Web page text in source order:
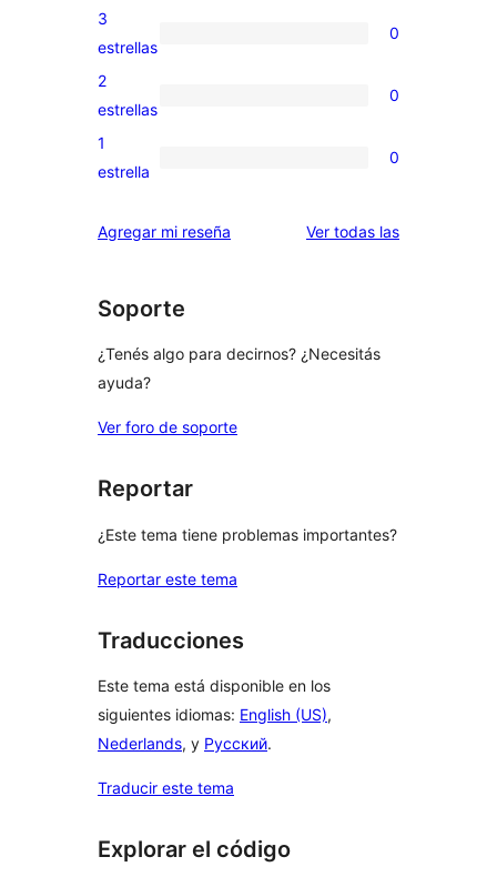
valoraciones
de
0
valoraciones
de
3
estrellas
0
0
valoraciones
de
estrellas
2
estrellas
0
0
de
1
estrella
0
Agregar mi reseña Ver todas lasreseñas
Soporte
¿Tenés algo para decirnos? ¿Necesitás
ayuda?
Ver foro de soporte
Reportar
¿Este tema tiene problemas importantes?
Reportar este tema
Traducciones
Este tema está disponible en los
siguientes idiomas: English (US),
Nederlands, y Русский.
Traducir este tema
Explorar el código